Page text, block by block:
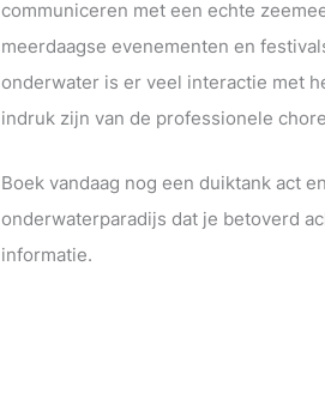
communiceren met een echte
meerdaagse evenementen en
onderwater is er veel interactie met
indruk zijn van de professionele
Boek vandaag nog een duiktank act
onderwaterparadijs dat je betoverd
informatie.